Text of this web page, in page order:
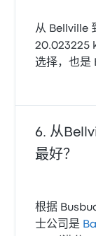
从 Bellville
20.023225
选择，也是
从
最好？
根据
士公司是